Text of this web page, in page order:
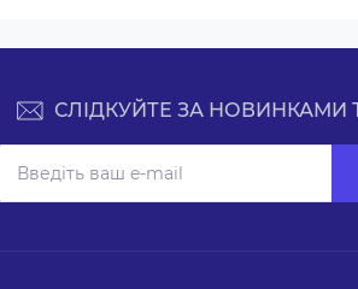
СЛІДКУЙТЕ ЗА НОВИНКАМИ